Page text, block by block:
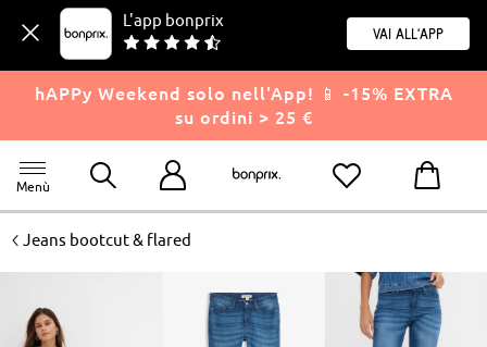
L'app bonprix
Vai all'app
hAPPy Weekend solo nell'App! 📱 -15% EXTRA
su ordini > 25 €
Menù
<Jeans bootcut & flared